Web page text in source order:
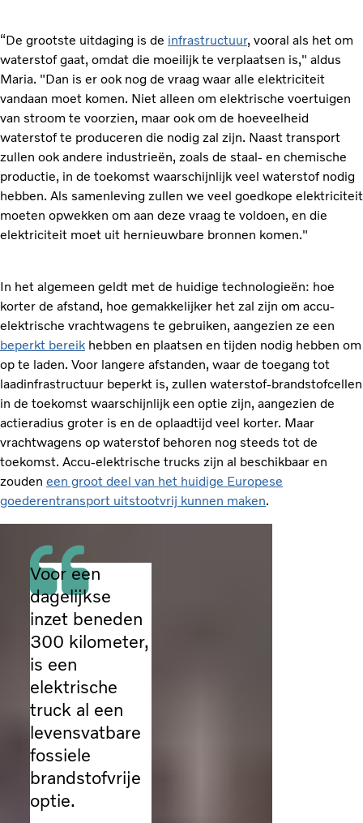
“De grootste uitdaging is de infrastructuur, vooral als het om
waterstof gaat, omdat die moeilijk te verplaatsen is," aldus
Maria. "Dan is er ook nog de vraag waar alle elektriciteit
vandaan moet komen. Niet alleen om elektrische voertuigen
van stroom te voorzien, maar ook om de hoeveelheid
waterstof te produceren die nodig zal zijn. Naast transport
zullen ook andere industrieën, zoals de staal- en chemische
productie, in de toekomst waarschijnlijk veel waterstof nodig
hebben. Als samenleving zullen we veel goedkope elektriciteit
moeten opwekken om aan deze vraag te voldoen, en die
elektriciteit moet uit hernieuwbare bronnen komen."
In het algemeen geldt met de huidige technologieën: hoe
korter de afstand, hoe gemakkelijker het zal zijn om accu-
elektrische vrachtwagens te gebruiken, aangezien ze een
beperkt bereik hebben en plaatsen en tijden nodig hebben om
op te laden. Voor langere afstanden, waar de toegang tot
laadinfrastructuur beperkt is, zullen waterstof-brandstofcellen
in de toekomst waarschijnlijk een optie zijn, aangezien de
actieradius groter is en de oplaadtijd veel korter. Maar
vrachtwagens op waterstof behoren nog steeds tot de
toekomst. Accu-elektrische trucks zijn al beschikbaar en
zouden een groot deel van het huidige Europese
goederentransport uitstootvrij kunnen maken.
Voor een
dagelijkse
inzet beneden
300 kilometer,
is een
elektrische
truck al een
levensvatbare
fossiele
brandstofvrije
optie.